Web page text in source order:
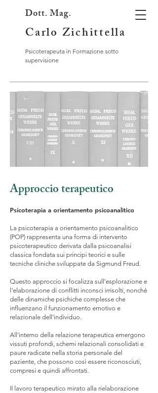
Dott. Mag.
Carlo Zichittella
Psicoterapeuta in Formazione sotto
supervisione
Approccio terapeutico
Psicoterapia a orientamento psicoanalitico
La psicoterapia a orientamento psicoanalitico
(POP) rappresenta una forma di intervento
psicoterapeutico derivata dalla psicoanalisi
classica fondata sui principi teorici e sulle
tecniche cliniche sviluppate da Sigmund Freud.
Questo approccio si focalizza sull’esplorazione e
l’elaborazione di conflitti inconsci irrisolti, nonché
delle dinamiche psichiche complesse che
influenzano il funzionamento emotivo e
relazionale dell’individuo.
All’interno della relazione terapeutica emergono
vissuti profondi, schemi relazionali consolidati e
paure radicate nella storia personale del
paziente, che possono così essere riconosciuti,
compresi e quindi affrontati.
Il lavoro terapeutico mirato alla rielaborazione